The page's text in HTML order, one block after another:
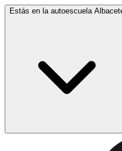
Estás en la autoescuela